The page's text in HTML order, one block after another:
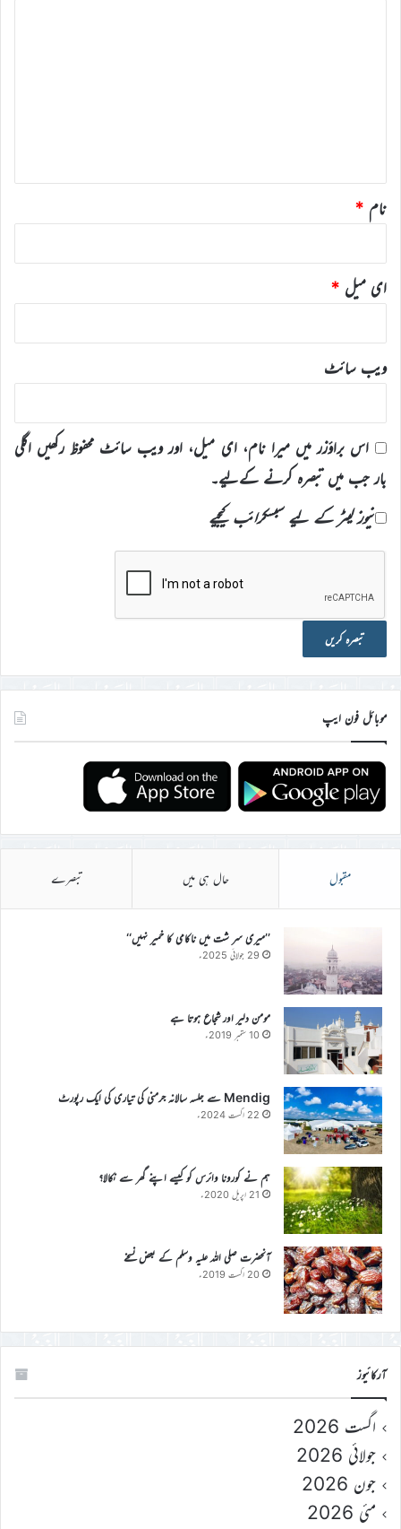
نام *
ای میل *
ویب‌ سائٹ
اس براؤزر میں میرا نام، ای میل، اور ویب سائٹ محفوظ رکھیں اگلی
بار جب میں تبصرہ کرنے کےلیے۔
نیوز لیٹر کے لیے سبسکرائب کیجیے
موبائل فون ایپ
مقبول حال ہی میں تبصرے
’’میری سر شت میں ناکامی کا خمیر نہیں‘‘
29 جولائی 2025ء
مومن دلیر اور شجاع ہوتا ہے
10 ستمبر 2019ء
Mendig سے جلسہ سالانہ جرمنی کی تیاری کی ایک رپورٹ
22 اگست 2024ء
ہم نے کورونا وائرس کو کیسے اپنے گھر سے نکالا؟
21 اپریل 2020ء
آنحضرت صلی اللہ علیہ وسلم کے بعض نسخے
20 اگست 2019ء
آرکائیوز
اگست 2026
جولائی 2026
جون 2026
مئی 2026